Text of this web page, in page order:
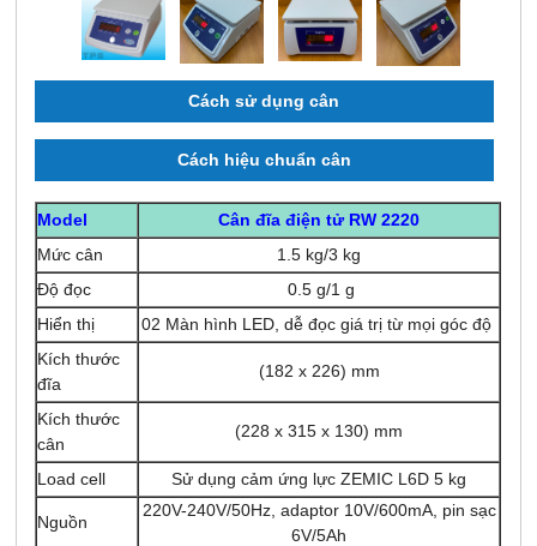
Cách sử dụng cân
Cách hiệu chuẩn cân
Model
Cân đĩa điện tử RW 2220
Mức cân
1.5 kg/3 kg
Độ đọc
0.5 g/1 g
Hiển thị
02 Màn hình LED, dễ đọc giá trị từ mọi góc độ
Kích thước
đĩa
(182 x 226) mm
Kích thước
cân
(228 x 315 x 130) mm
Load cell Sử dụng cảm ứng lực ZEMIC L6D 5 kg
Nguồn
220V-240V/50Hz, adaptor 10V/600mA, pin sạc
6V/5Ah